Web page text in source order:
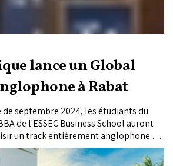
lance un Global
à Rabat
septembre 2024, les étudiants du
de l'ESSEC Business School auront
un track entièrement anglophone sur